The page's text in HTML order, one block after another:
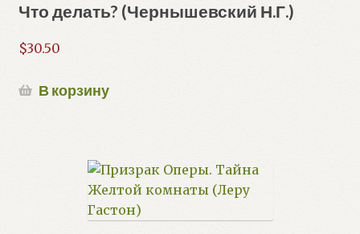
Что делать? (Чернышевский Н.Г.)
$30.50
В корзину